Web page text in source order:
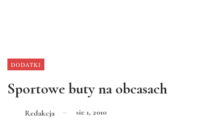
DODATKI
Sportowe buty na obcasach
Redakcja sie 1, 2010